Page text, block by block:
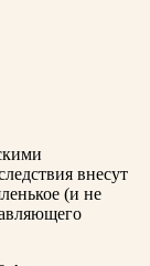
внесут
(и не